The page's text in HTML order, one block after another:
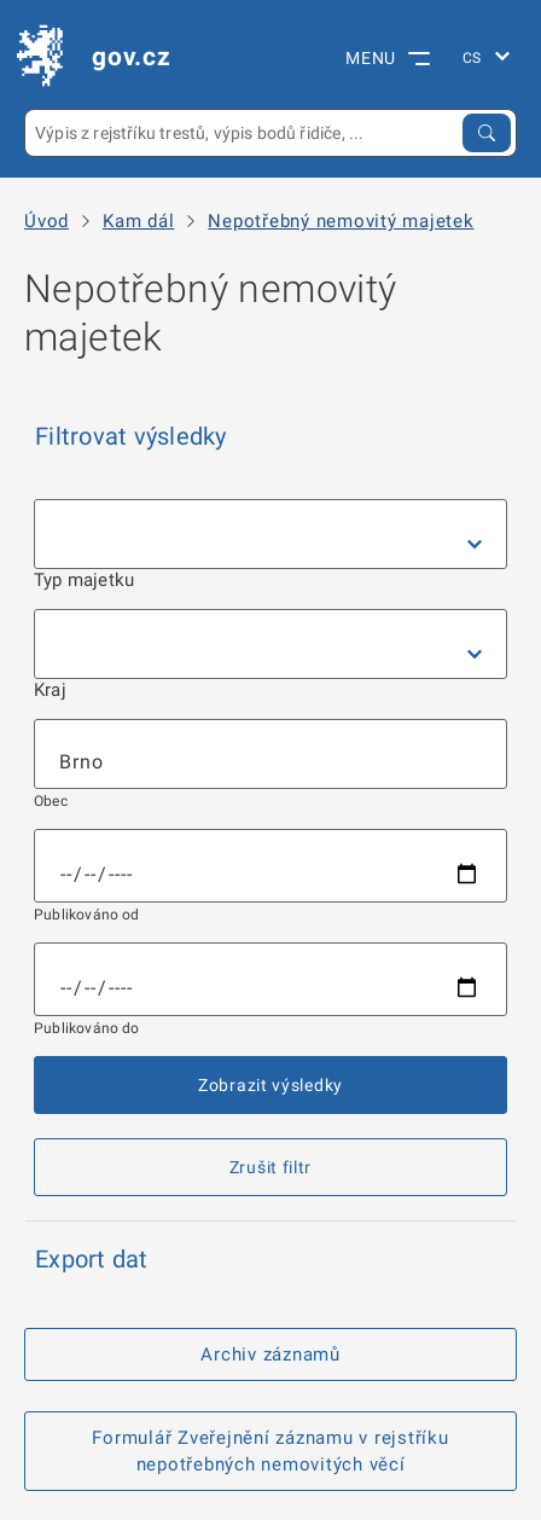
gov.cz MENU
Úvod Kam dál Nepotřebný nemovitý majetek
Nepotřebný nemovitý
majetek
Filtrovat výsledky
Typ majetku
Kraj
Obec
Publikováno od
Publikováno do
Zobrazit výsledky
Zrušit filtr
Export dat
Archiv záznamů
Formulář Zveřejnění záznamu v rejstříku
nepotřebných nemovitých věcí